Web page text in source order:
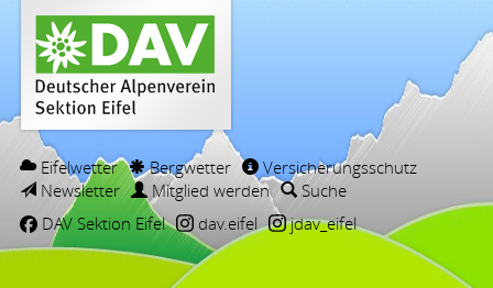
Eifelwetter Bergwetter
Versicherungsschutz
Newsletter
Mitglied werden
Suche
DAV Sektion Eifel
dav.eifel jdav_eifel